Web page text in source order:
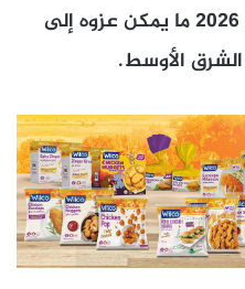
وإلى 54.6 في منتصف العام 2026 ما يمكن عزوه إلى
الأوسط.